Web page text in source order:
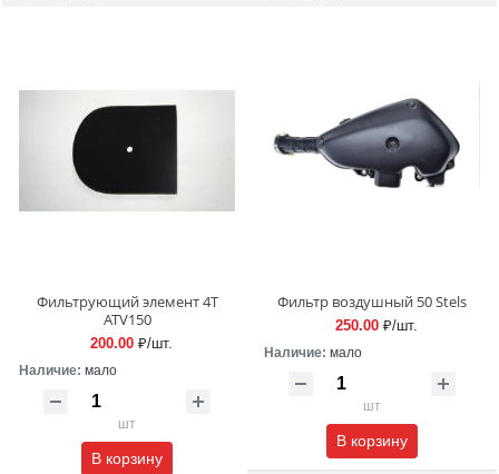
Фильтрующий элемент 4T
ATV150
200.00 ₽/шт.
Наличие: мало
шт
В корзину
Фильтр воздушный 50 Stels
250.00 ₽/шт.
Наличие: мало
шт
В корзину